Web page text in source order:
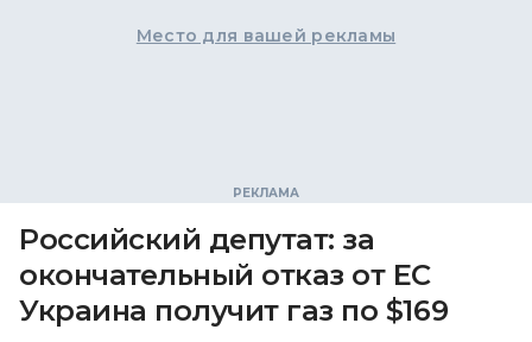
Место для вашей рекламы
Российский депутат: за
окончательный отказ от ЕС
Украина получит газ по $169